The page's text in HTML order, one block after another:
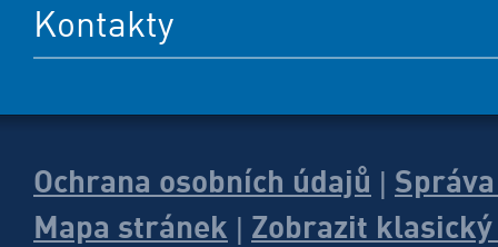
Kontakty
Ochrana osobních údajů
Mapa stránek
Zobrazit